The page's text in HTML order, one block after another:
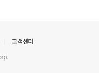
고객센터